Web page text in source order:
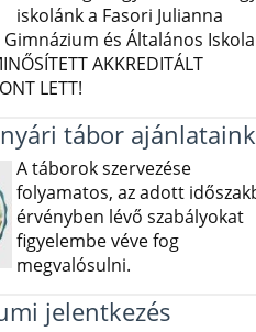
iskolánk a Fasori Julianna
és Általános
AKKREDITÁLT
LETT!
tábor ajánlataink
A táborok szervezése
folyamatos, az adott
érvényben lévő szabályokat
figyelembe véve fog
megvalósulni.
jelentkezés